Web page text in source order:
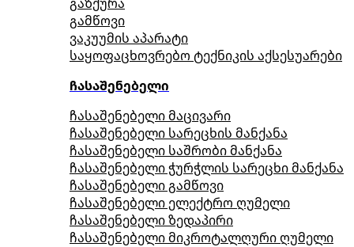
გამწოვი
ვაკუუმის აპარატი
საყოფაცხოვრებო ტექნიკის აქსესუარები
ჩასაშენებელი
ჩასაშენებელი მაცივარი
ჩასაშენებელი სარეცხის მანქანა
ჩასაშენებელი საშრობი მანქანა
ჩასაშენებელი ჭურჭლის სარეცხი მანქანა
ჩასაშენებელი გამწოვი
ჩასაშენებელი ელექტრო ღუმელი
ჩასაშენებელი ზედაპირი
ჩასაშენებელი მიკროტალღური ღუმელი